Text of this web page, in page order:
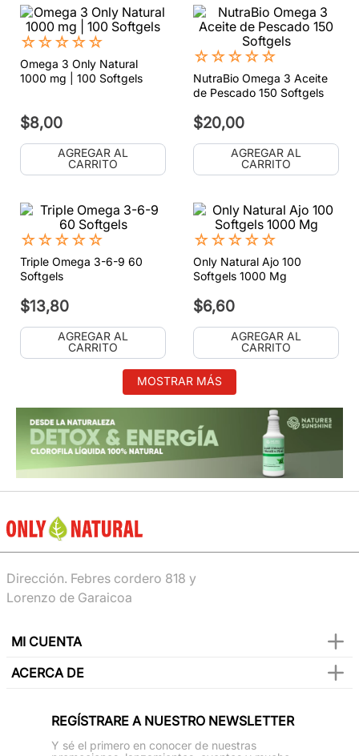
☆☆☆☆☆
Omega 3 Only Natural
1000 mg | 100 Softgels
$8,00
AGREGAR AL
CARRITO
☆☆☆☆☆
NutraBio Omega 3 Aceite
de Pescado 150 Softgels
$20,00
AGREGAR AL
CARRITO
☆☆☆☆☆
Triple Omega 3-6-9 60
Softgels
$13,80
AGREGAR AL
CARRITO
☆☆☆☆☆
Only Natural Ajo 100
Softgels 1000 Mg
$6,60
AGREGAR AL
CARRITO
MOSTRAR MÁS
Dirección. Febres cordero 818 y
Lorenzo de Garaicoa
MI CUENTA
ACERCA DE
REGÍSTRARE A NUESTRO NEWSLETTER
Y sé el primero en conocer de nuestras